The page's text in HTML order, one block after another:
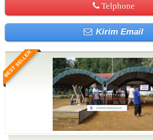
Telphone
Kirim Email
BEST SELLER